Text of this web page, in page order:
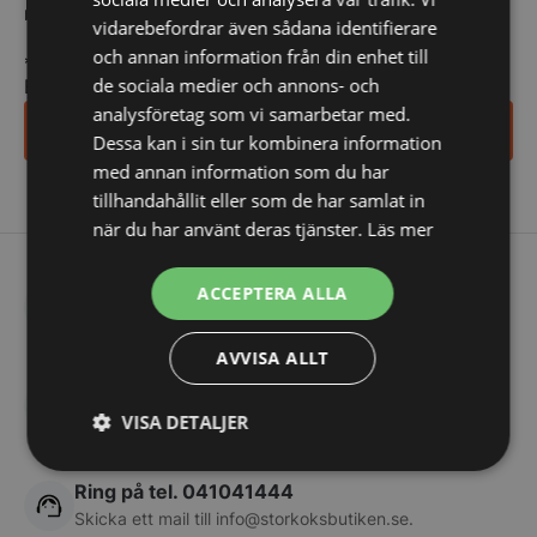
Våra annonserade och på annat sätt angivna priser
inkluderar inte mervärdesskatt (”moms”). När du gör
din beställning kan priset på varorna och tjänsterna
ha ändrats. Bekräfta priset inklusive alla artiklar innan
du skickar din beställning.
Emballlage och hanteringsgebyr (fn 45kr) tillkommer
på alla order.
Vi accepterar betalning via banköverföring och de
flesta typer av kredit- eller betalkort. Vi debiterar
betalningar med kredit- och betalkort när
beställningen lämnar vårt lager. Vi accepterar
kontanter men endast på en utsedd försäljningsplats i
vår fysiska butik.
Varor eller tjänster köpta på kredit måste betalas
inom 10 dagar från vårt fakturadatum såvida inte
relevanta erbjudanden och information till dig.
*
indicates required
E-post *
Ja tack, anmäl mig
Frakt från 199 kr
Vi skickar med DHL
Högsta kreditvärdighet
Ring på tel. 041041444
Skicka ett mail till info@storkoksbutiken.se.
vidarebefordrar även sådana identifierare
och annan information från din enhet till
de sociala medier och annons- och
analysföretag som vi samarbetar med.
Dessa kan i sin tur kombinera information
med annan information som du har
tillhandahållit eller som de har samlat in
när du har använt deras tjänster. Läs mer
ACCEPTERA ALLA
AVVISA ALLT
VISA DETALJER
Strikt
nödvändigt
Prestanda Inriktning